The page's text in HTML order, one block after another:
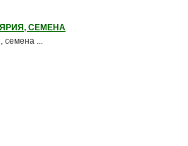
СЕМЕНА
семена ...